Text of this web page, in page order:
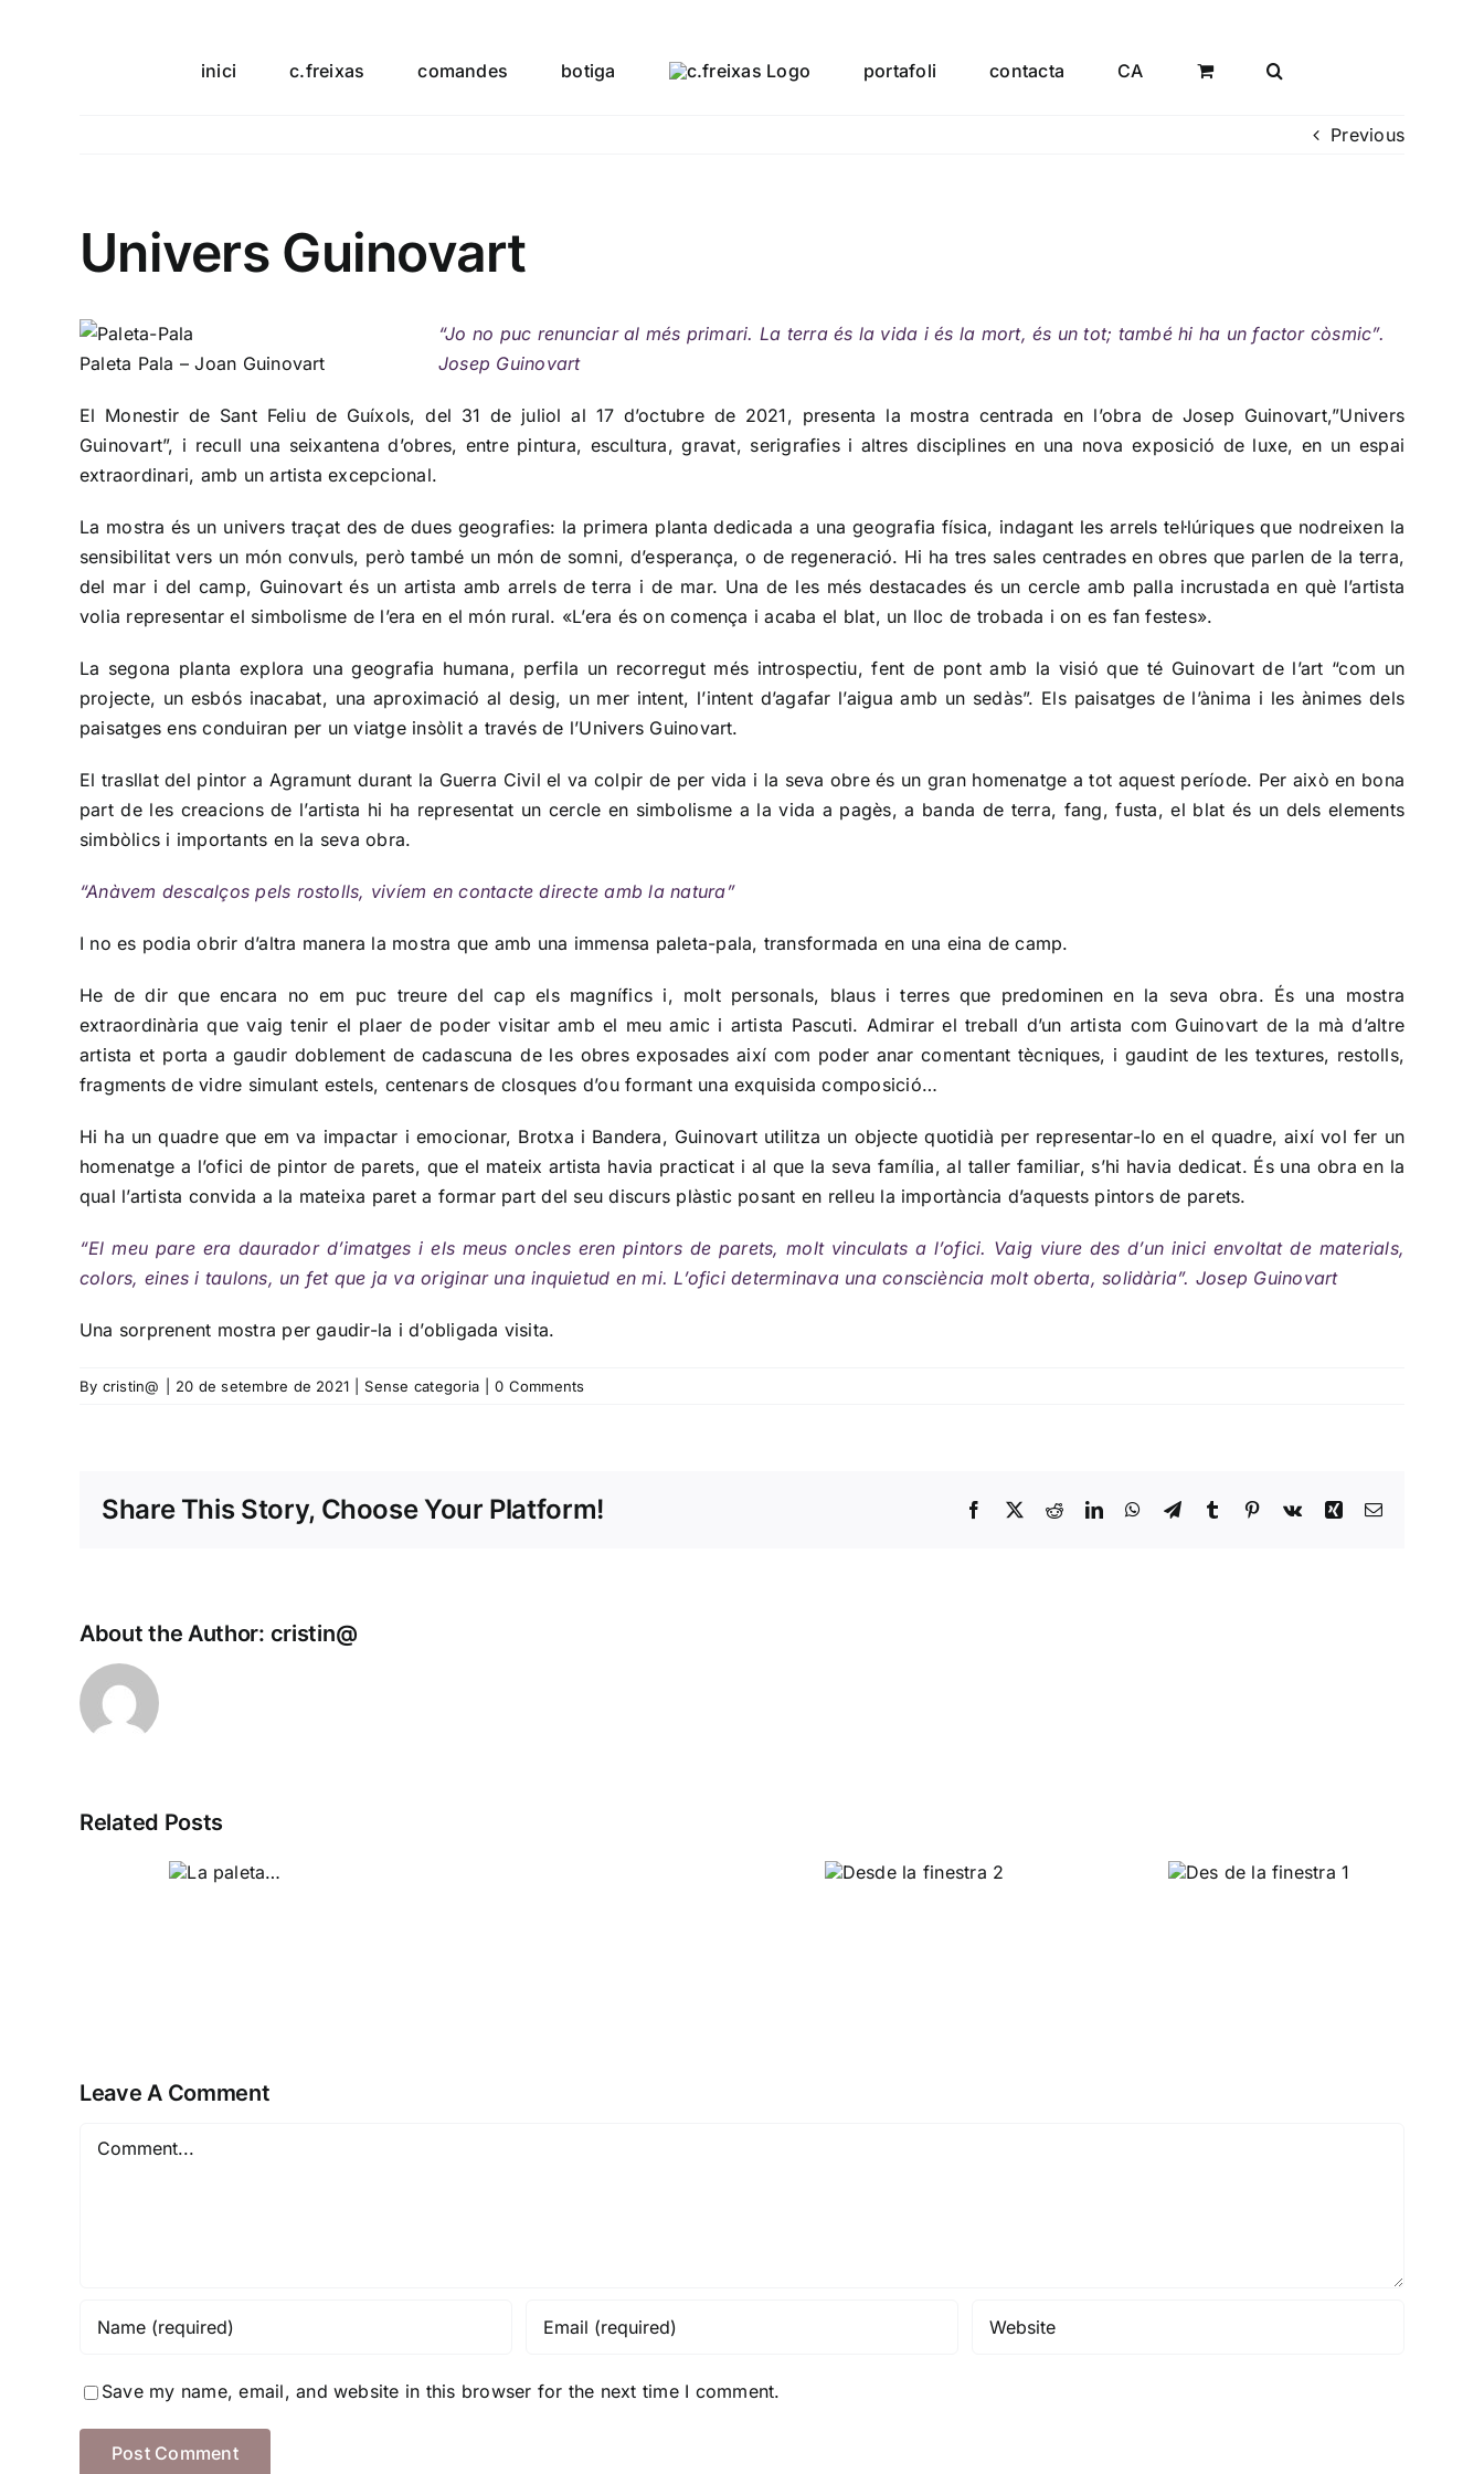
inici c.freixas comandes botiga portafoli contacta CA
Previous
Univers Guinovart
Paleta Pala – Joan Guinovart
“Jo no puc renunciar al més primari. La terra és la vida i és la mort, és un tot; també hi ha un factor còsmic”.
Josep Guinovart
El Monestir de Sant Feliu de Guíxols, del 31 de juliol al 17 d’octubre de 2021, presenta la mostra centrada en l’obra de Josep Guinovart,”Univers
Guinovart”, i recull una seixantena d’obres, entre pintura, escultura, gravat, serigrafies i altres disciplines en una nova exposició de luxe, en un espai
extraordinari, amb un artista excepcional.
La mostra és un univers traçat des de dues geografies: la primera planta dedicada a una geografia física, indagant les arrels tel·lúriques que nodreixen la
sensibilitat vers un món convuls, però també un món de somni, d’esperança, o de regeneració. Hi ha tres sales centrades en obres que parlen de la terra,
del mar i del camp, Guinovart és un artista amb arrels de terra i de mar. Una de les més destacades és un cercle amb palla incrustada en què l’artista
volia representar el simbolisme de l’era en el món rural. «L’era és on comença i acaba el blat, un lloc de trobada i on es fan festes».
La segona planta explora una geografia humana, perfila un recorregut més introspectiu, fent de pont amb la visió que té Guinovart de l’art “com un
projecte, un esbós inacabat, una aproximació al desig, un mer intent, l’intent d’agafar l’aigua amb un sedàs”. Els paisatges de l’ànima i les ànimes dels
paisatges ens conduiran per un viatge insòlit a través de l’Univers Guinovart.
El trasllat del pintor a Agramunt durant la Guerra Civil el va colpir de per vida i la seva obre és un gran homenatge a tot aquest període. Per això en bona
part de les creacions de l’artista hi ha representat un cercle en simbolisme a la vida a pagès, a banda de terra, fang, fusta, el blat és un dels elements
simbòlics i importants en la seva obra.
“Anàvem descalços pels rostolls, vivíem en contacte directe amb la natura”
I no es podia obrir d’altra manera la mostra que amb una immensa paleta-pala, transformada en una eina de camp.
He de dir que encara no em puc treure del cap els magnífics i, molt personals, blaus i terres que predominen en la seva obra. És una mostra
extraordinària que vaig tenir el plaer de poder visitar amb el meu amic i artista Pascuti. Admirar el treball d’un artista com Guinovart de la mà d’altre
artista et porta a gaudir doblement de cadascuna de les obres exposades així com poder anar comentant tècniques, i gaudint de les textures, restolls,
fragments de vidre simulant estels, centenars de closques d’ou formant una exquisida composició…
Hi ha un quadre que em va impactar i emocionar, Brotxa i Bandera, Guinovart utilitza un objecte quotidià per representar-lo en el quadre, així vol fer un
homenatge a l’ofici de pintor de parets, que el mateix artista havia practicat i al que la seva família, al taller familiar, s’hi havia dedicat. És una obra en la
qual l’artista convida a la mateixa paret a formar part del seu discurs plàstic posant en relleu la importància d’aquests pintors de parets.
“El meu pare era daurador d’imatges i els meus oncles eren pintors de parets, molt vinculats a l’ofici. Vaig viure des d’un inici envoltat de materials,
colors, eines i taulons, un fet que ja va originar una inquietud en mi. L’ofici determinava una consciència molt oberta, solidària”. Josep Guinovart
Una sorprenent mostra per gaudir-la i d’obligada visita.
By cristin@ 20 de setembre de 2021 Sense categoria 0 Comments
Share This Story, Choose Your Platform! Facebook
X RedditLinkedInWhatsApp
TelegramTumblr Pinterest
Vk Xing Email
About the Author: cristin@
Related Posts
Leave A Comment
Comment
Save my name, email, and website in this browser for the next time I comment.